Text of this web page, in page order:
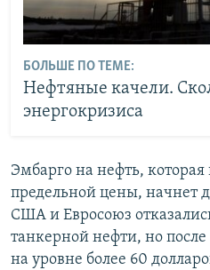
БОЛЬШЕ ПО ТЕМЕ:
Нефтяные качели.
энергокризиса
Эмбарго на нефть,
предельной цены, начнет
США и Евросоюз
танкерной нефти, но после
на уровне более 60